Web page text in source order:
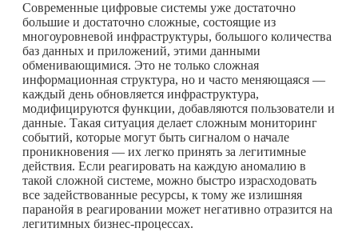
Современные цифровые системы уже достаточно
большие и достаточно сложные, состоящие из
многоуровневой инфраструктуры, большого количества
баз данных и приложений, этими данными
обменивающимися. Это не только сложная
информационная структура, но и часто меняющаяся —
каждый день обновляется инфраструктура,
модифицируются функции, добавляются пользователи и
данные. Такая ситуация делает сложным мониторинг
событий, которые могут быть сигналом о начале
проникновения — их легко принять за легитимные
действия. Если реагировать на каждую аномалию в
такой сложной системе, можно быстро израсходовать
все задействованные ресурсы, к тому же излишняя
паранойя в реагировании может негативно отразится на
легитимных бизнес-процессах.